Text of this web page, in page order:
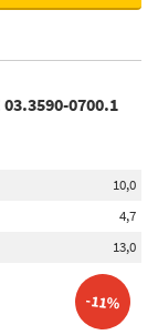
0700.1
10,0
4,7
13,0
-11%